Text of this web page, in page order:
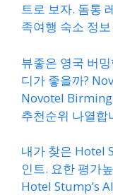
트로 보자. 돔통
족여행 숙소 정
뷰좋은 영국 버
디가 좋을까?
Novotel
추천순위 나열합
내가 찾은 Hotel
인트. 요한 평가
Hotel Stump’s